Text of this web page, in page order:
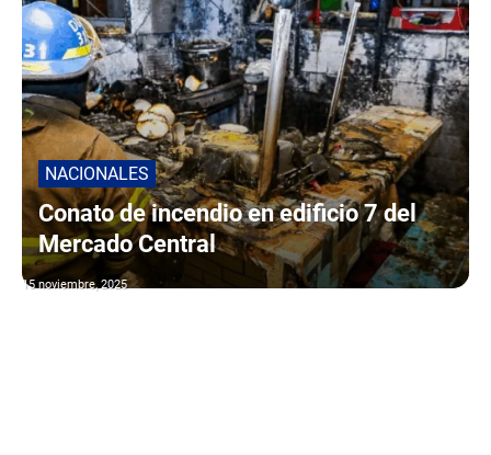
NACIONALES
Conato de incendio en edificio 7 del
Mercado Central
15 noviembre, 2025